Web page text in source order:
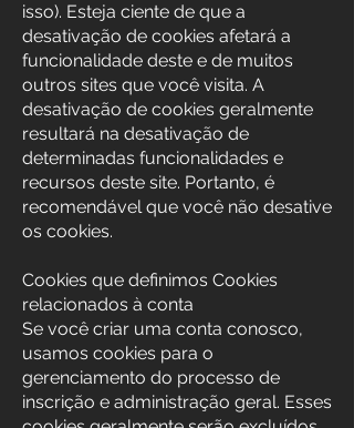
isso). Esteja ciente de que a
desativação de cookies afetará a
funcionalidade deste e de muitos
outros sites que você visita. A
desativação de cookies geralmente
resultará na desativação de
determinadas funcionalidades e
recursos deste site. Portanto, é
recomendável que você não desative
os cookies.
Cookies que definimos Cookies
relacionados à conta
Se você criar uma conta conosco,
usamos cookies para o
gerenciamento do processo de
inscrição e administração geral. Esses